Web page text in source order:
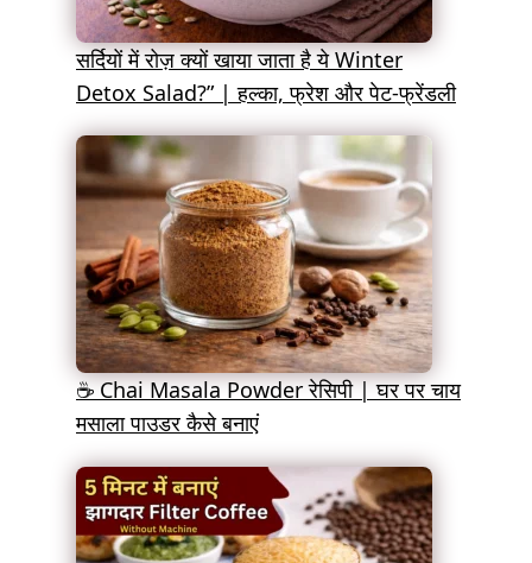
सर्दियों में रोज़ क्यों खाया जाता है ये Winter
Detox Salad?” | हल्का, फ्रेश और पेट-फ्रेंडली
☕ Chai Masala Powder रेसिपी | घर पर चाय
मसाला पाउडर कैसे बनाएं